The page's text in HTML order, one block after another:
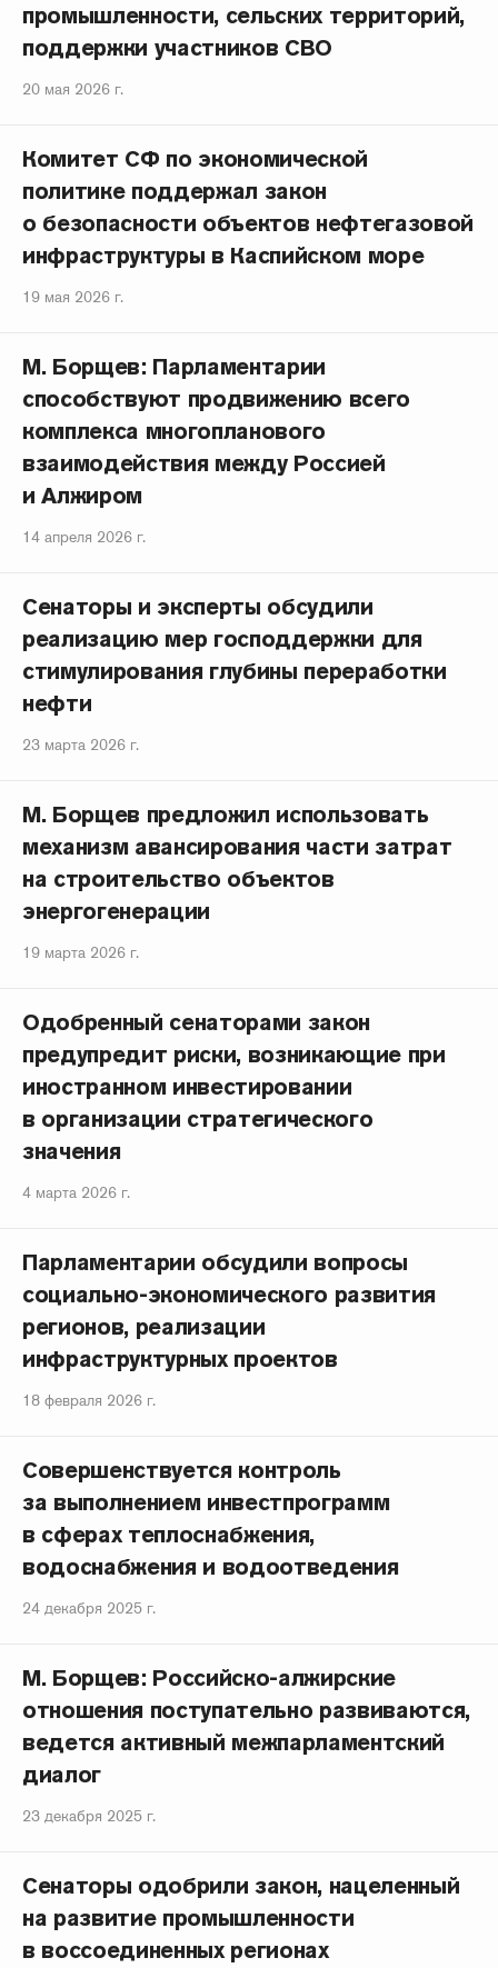
промышленности, сельских территорий,
поддержки участников СВО
20 мая 2026 г.
Комитет СФ по экономической
политике поддержал закон
о безопасности объектов нефтегазовой
инфраструктуры в Каспийском море
19 мая 2026 г.
М. Борщев: Парламентарии
способствуют продвижению всего
комплекса многопланового
взаимодействия между Россией
и Алжиром
14 апреля 2026 г.
Сенаторы и эксперты обсудили
реализацию мер господдержки для
стимулирования глубины переработки
нефти
23 марта 2026 г.
М. Борщев предложил использовать
механизм авансирования части затрат
на строительство объектов
энергогенерации
19 марта 2026 г.
Одобренный сенаторами закон
предупредит риски, возникающие при
иностранном инвестировании
в организации стратегического
значения
4 марта 2026 г.
Парламентарии обсудили вопросы
социально-экономического развития
регионов, реализации
инфраструктурных проектов
18 февраля 2026 г.
Совершенствуется контроль
за выполнением инвестпрограмм
в сферах теплоснабжения,
водоснабжения и водоотведения
24 декабря 2025 г.
М. Борщев: Российско-алжирские
отношения поступательно развиваются,
ведется активный межпарламентский
диалог
23 декабря 2025 г.
Сенаторы одобрили закон, нацеленный
на развитие промышленности
в воссоединенных регионах